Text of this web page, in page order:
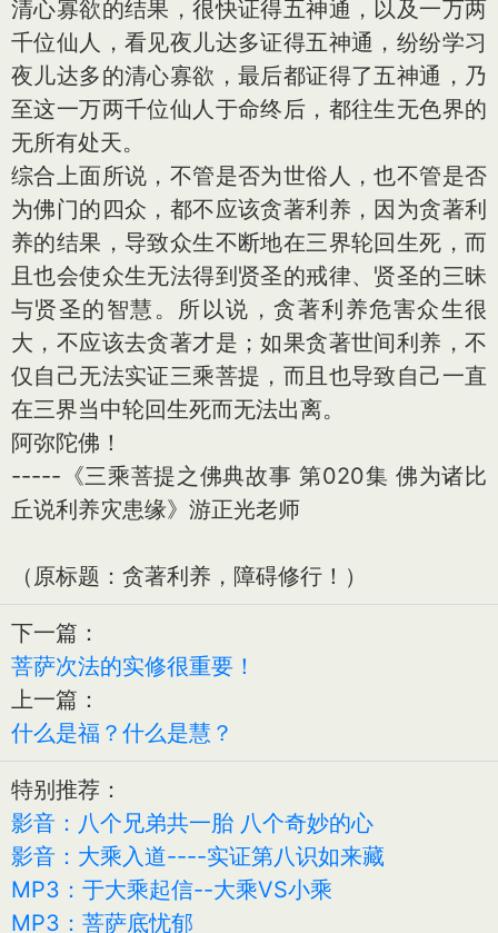
清心寡欲的结果，很快证得五神通，以及一万两
千位仙人，看见夜儿达多证得五神通，纷纷学习
夜儿达多的清心寡欲，最后都证得了五神通，乃
至这一万两千位仙人于命终后，都往生无色界的
无所有处天。
综合上面所说，不管是否为世俗人，也不管是否
为佛门的四众，都不应该贪著利养，因为贪著利
养的结果，导致众生不断地在三界轮回生死，而
且也会使众生无法得到贤圣的戒律、贤圣的三昧
与贤圣的智慧。所以说，贪著利养危害众生很
大，不应该去贪著才是；如果贪著世间利养，不
仅自己无法实证三乘菩提，而且也导致自己一直
在三界当中轮回生死而无法出离。
阿弥陀佛！
-----《三乘菩提之佛典故事 第020集 佛为诸比
丘说利养灾患缘》游正光老师
（原标题：贪著利养，障碍修行！）
下一篇：
菩萨次法的实修很重要！
上一篇：
什么是福？什么是慧？
特别推荐：
影音：八个兄弟共一胎 八个奇妙的心
影音：大乘入道----实证第八识如来藏
MP3：于大乘起信--大乘VS小乘
MP3：菩萨底忧郁